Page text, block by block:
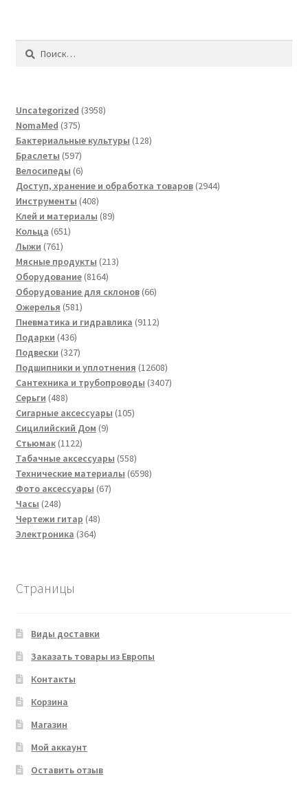
Найти:
Uncategorized 39583958
NomaMed 375375
товаров
Бактериальные культуры 128128
Браслеты 597597
товаров
Велосипеды 66
товаров
Доступ, хранение и обработка товаров 29442944
Инструменты 408408
товаров
Клей и материалы 8989
Кольца 651651
Лыжи 761761
товар
Мясные продукты 213213
Оборудование 81648164
товара
Оборудование для склонов 6666
Ожерелья 581581
товар
Пневматика и гидравлика 91129112
Подарки 436436
товаров
Подвески 327327
товаров
Подшипники и уплотнения 1260812608
товаров
Сантехника и трубопроводы 34073407
Серьги 488488
товаров
Сигарные аксессуары 105105
Сицилийский Дом 99
Стьюмак 11221122
товара
Табачные аксессуары 558558
товаров
Технические материалы 65986598
Фото аксессуары 6767
Часы 248248
товаров
Чертежи гитар 4848
Электроника 364364
Страницы
Виды доставки
Заказать товары из Европы
Контакты
Корзина
Магазин
Мой аккаунт
Оставить отзыв